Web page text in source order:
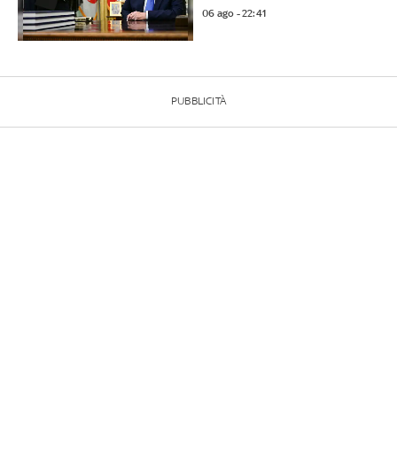
06 ago - 22:41
PUBBLICITÀ